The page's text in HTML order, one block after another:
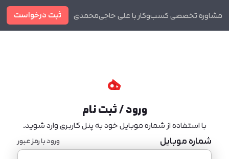
مشاوره تخصصی کسب‌وکار با علی حاجی‌محمدی ثبت درخواست
ورود / ثبت نام
با استفاده از شماره موبایل خود به پنل کاربری وارد شوید.
شماره موبایل ورود با رمز عبور